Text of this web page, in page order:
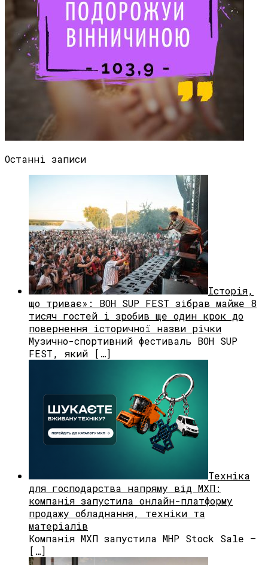
Останні записи
Історія,
що триває»: BOH SUP FEST зібрав майже 8
тисяч гостей і зробив ще один крок до
повернення історичної назви річки
Музично-спортивний фестиваль BOH SUP
FEST, який […]
Техніка
для господарства напряму від МХП:
компанія запустила онлайн-платформу
продажу обладнання, техніки та
матеріалів
Компанія МХП запустила MHP Stock Sale —
[…]